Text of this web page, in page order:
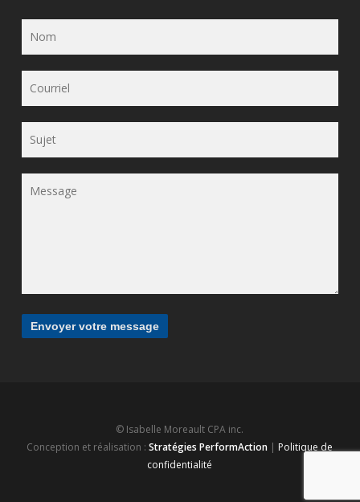
© Isabelle Moreault CPA inc.
Conception et réalisation :Stratégies PerformAction | Politique de
confidentialité